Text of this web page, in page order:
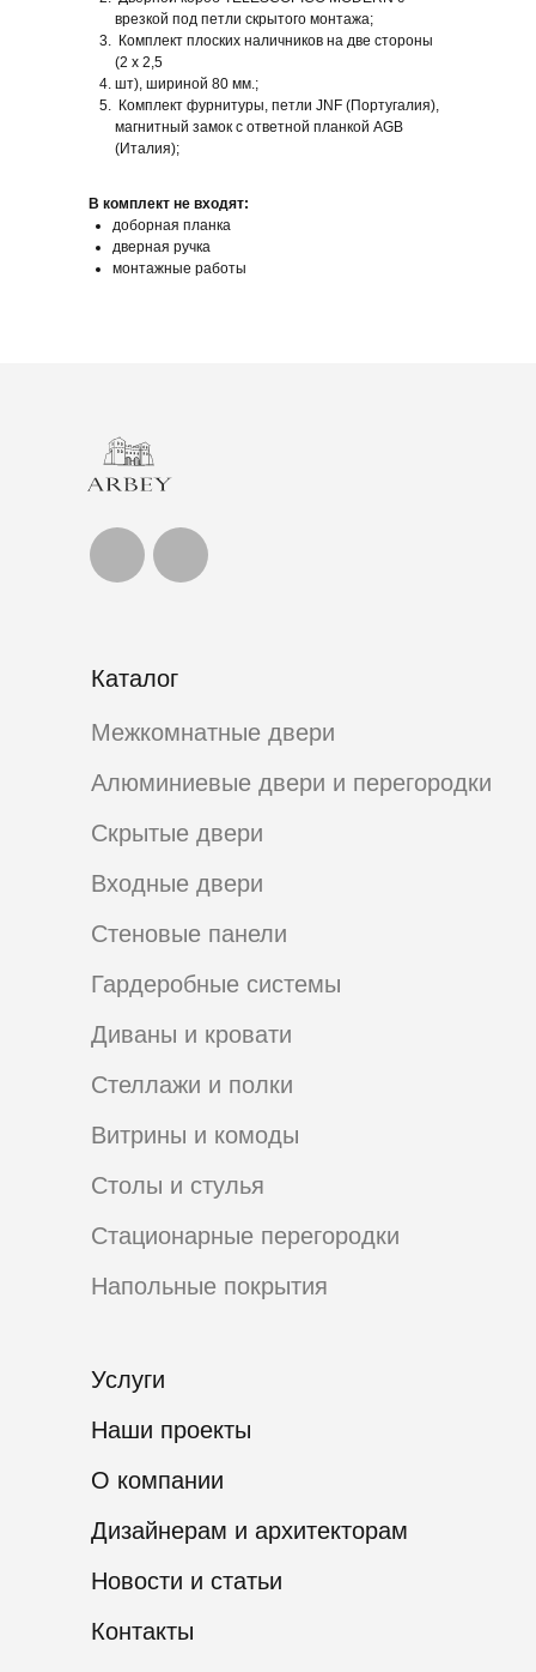
врезкой под петли скрытого монтажа;
Комплект плоских наличников на две стороны
(2 х 2,5
шт), шириной 80 мм.;
Комплект фурнитуры, петли JNF (Португалия),
магнитный замок с ответной планкой AGB
(Италия);
В комплект не входят:
доборная планка
дверная ручка
монтажные работы
Каталог
Межкомнатные двери
Входные двери
Алюминиевые двери и перегородки
Стеновые панели
Услуги
Наши проекты
О компании
Дизайнерам и архитекторам
Новости и статьи
Контакты
Скрытые двери
Гардеробные системы
Диваны и кровати
Столы и стулья
Витрины и комоды
Стеллажи и полки
Стационарные перегородки
Напольные покрытия